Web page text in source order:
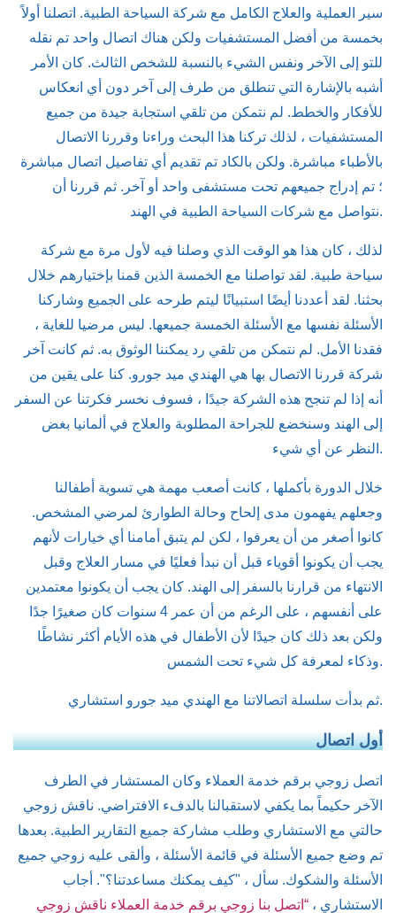
سير العملية والعلاج الكامل مع شركة السياحة الطبية. اتصلنا أولاً
بخمسة من أفضل المستشفيات ولكن هناك اتصال واحد تم نقله
للتو إلى الآخر ونفس الشيء بالنسبة للشخص الثالث. كان الأمر
أشبه بالإشارة التي تنطلق من طرف إلى آخر دون أي انعكاس
للأفكار والخطط. لم نتمكن من تلقي استجابة جيدة من جميع
المستشفيات ، لذلك تركنا هذا البحث وراءنا وقررنا الاتصال
بالأطباء مباشرة. ولكن بالكاد تم تقديم أي تفاصيل اتصال مباشرة
؛ تم إدراج جميعهم تحت مستشفى واحد أو آخر. ثم قررنا أن
نتواصل مع شركات السياحة الطبية في الهند.
لذلك ، كان هذا هو الوقت الذي وصلنا فيه لأول مرة مع شركة
سياحة طبية. لقد تواصلنا مع الخمسة الذين قمنا بإختيارهم خلال
بحثنا. لقد أعددنا أيضًا استبيانًا ليتم طرحه على الجميع وشاركنا
الأسئلة نفسها مع الأسئلة الخمسة جميعها. ليس مرضيا للغاية ،
فقدنا الأمل. لم نتمكن من تلقي رد يمكننا الوثوق به. ثم كانت آخر
شركة قررنا الاتصال بها هي الهندي ميد جورو. كنا على يقين من
أنه إذا لم تنجح هذه الشركة جيدًا ، فسوف نخسر فكرتنا عن السفر
إلى الهند وسنخضع للجراحة المطلوبة والعلاج في ألمانيا بغض
النظر عن أي شيء.
خلال الدورة بأكملها ، كانت أصعب مهمة هي تسوية أطفالنا
وجعلهم يفهمون مدى إلحاح وحالة الطوارئ لمرضي المشخص.
كانوا أصغر من أن يعرفوا ، لكن لم يتبق أمامنا أي خيارات لأنهم
يجب أن يكونوا أقوياء قبل أن نبدأ فعليًا في مسار العلاج وقبل
الانتهاء من قرارنا بالسفر إلى الهند. كان يجب أن يكونوا معتمدين
على أنفسهم ، على الرغم من أن عمر 4 سنوات كان صغيرًا جدًا
ولكن بعد ذلك كان جيدًا لأن الأطفال في هذه الأيام أكثر نشاطًا
وذكاء لمعرفة كل شيء تحت الشمس.
ثم بدأت سلسلة اتصالاتنا مع الهندي ميد جورو استشاري.
أول اتصال
اتصل زوجي برقم خدمة العملاء وكان المستشار في الطرف
الآخر حكيماً بما يكفي لاستقبالنا بالدفء الافتراضي. ناقش زوجي
حالتي مع الاستشاري وطلب مشاركة جميع التقارير الطبية. بعدها
تم وضع جميع الأسئلة في قائمة الأسئلة ، وألقى عليه زوجي جميع
الأسئلة والشكوك. سأل ، "كيف يمكنك مساعدتنا؟". أجاب
الاستشاري ، “اتصل بنا زوجي برقم خدمة العملاء ناقش زوجي